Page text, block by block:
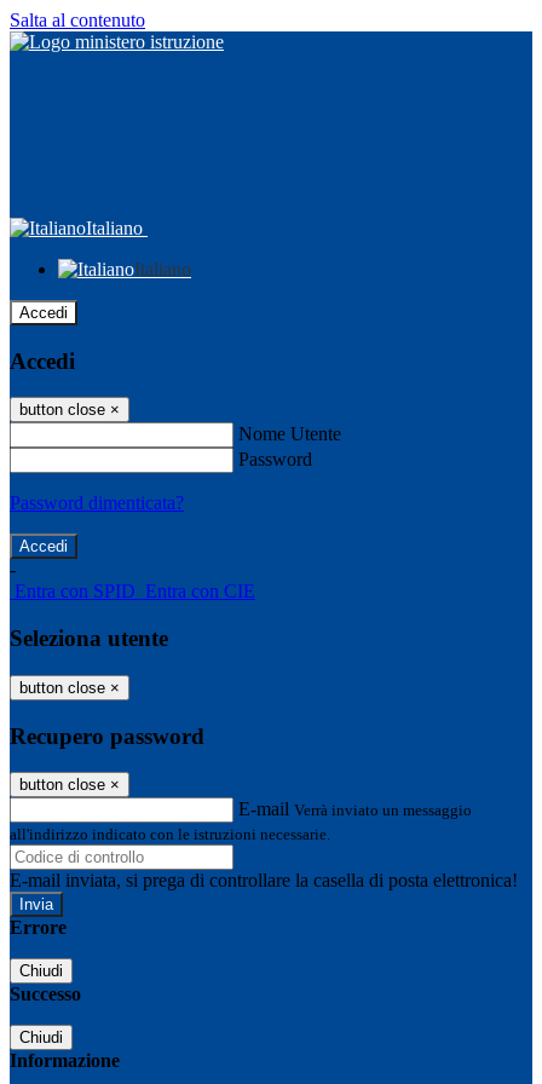
Salta al contenuto
Italiano
Italiano
Accedi
Accedi
button close ×
Nome Utente
Password
Password dimenticata?
-
Entra con SPID Entra con CIE
Seleziona utente
button close ×
Recupero password
button close ×
E-mail Verrà inviato un messaggio
all'indirizzo indicato con le istruzioni necessarie.
E-mail inviata, si prega di controllare la casella di posta elettronica!
Errore
Chiudi
Successo
Chiudi
Informazione